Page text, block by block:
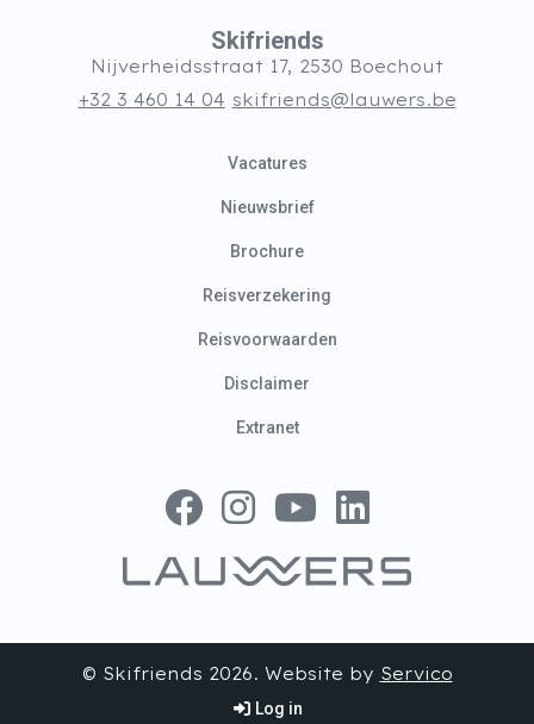
Skifriends
Nijverheidsstraat 17, 2530 Boechout
+32 3 460 14 04 skifriends@lauwers.be
Vacatures
Nieuwsbrief
Brochure
Reisverzekering
Reisvoorwaarden
Disclaimer
Extranet
Volg ons op Facebook
Volg ons op Instagram
Volg ons op YouTube
Volg ons op
© Skifriends 2026. Website by Servico
Log in